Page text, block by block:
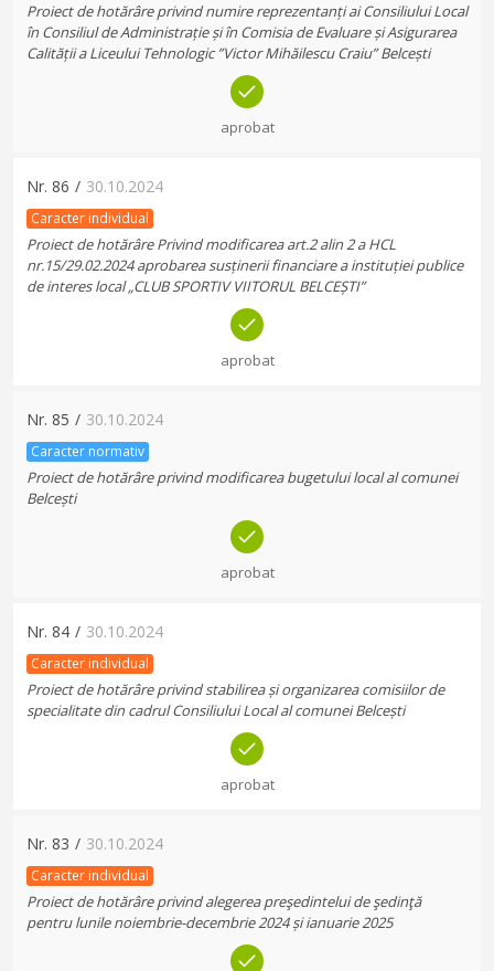
Proiect de hotărâre privind numire reprezentanți ai Consiliului Local
în Consiliul de Administrație și în Comisia de Evaluare și Asigurarea
Calității a Liceului Tehnologic ”Victor Mihăilescu Craiu” Belcești
aprobat
Nr. 86 / 30.10.2024
Caracter individual
Proiect de hotărâre Privind modificarea art.2 alin 2 a HCL
nr.15/29.02.2024 aprobarea susținerii financiare a instituției publice
de interes local „CLUB SPORTIV VIITORUL BELCEȘTI”
aprobat
Nr. 85 / 30.10.2024
Caracter normativ
Proiect de hotărâre privind modificarea bugetului local al comunei
Belcești
aprobat
Nr. 84 / 30.10.2024
Caracter individual
Proiect de hotărâre privind stabilirea și organizarea comisiilor de
specialitate din cadrul Consiliului Local al comunei Belcești
aprobat
Nr. 83 / 30.10.2024
Caracter individual
Proiect de hotărâre privind alegerea preşedintelui de şedinţă
pentru lunile noiembrie-decembrie 2024 și ianuarie 2025